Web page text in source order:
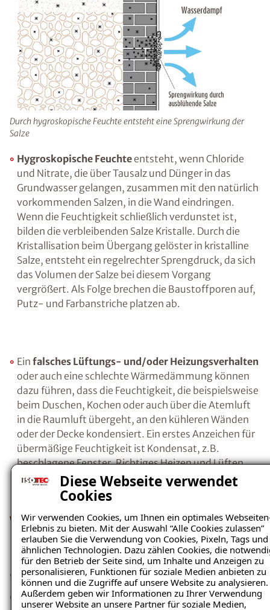
Diese Webseite verwendet
Cookies
Wir verwenden Cookies, um Ihnen ein optimales
Erlebnis zu bieten. Mit der Auswahl “Alle Cookies zulassen”
erlauben Sie die Verwendung von Cookies, Pixeln, Tags und
ähnlichen Technologien. Dazu zählen Cookies, die
für den Betrieb der Seite sind, um Inhalte und Anzeigen zu
personalisieren, Funktionen für soziale Medien anbieten zu
können und die Zugriffe auf unsere Website zu analysieren.
Außerdem geben wir Informationen zu Ihrer Verwendung
unserer Website an unsere Partner für soziale Medien,
langfristige Feuchtigkeitsschäden am Haus
rechtzeitig zu verhindern. Auslöser für einen
solchen Wasserschaden können sowohl
Rohrbrüche als auch defekte Haushaltsgeräte
wie z.B. eine übergelaufene Waschmaschine
im darüber liegenden Stockwerk sein.
Durch hygroskopische Feuchte entsteht eine Sprengwirkung
der Salze
Hygroskopische Feuchteentsteht, wenn
Chloride und Nitrate, die über Tausalz und
Feuchtigkeit schließlich verdunstet ist, bilden
die verbleibenden Salze Kristalle.Durch die
Kristallisation beim Übergang gelöster in
kristalline Salze, entsteht ein regelrechter
Sprengdruck, da sich das Volumen der Salze
bei diesem Vorgang vergrößert. Als Folge
brechen die Baustoffporen auf, Putz- und
Farbanstriche platzen ab.
Einfalsches Lüftungs- und/oder
Heizungsverhaltenoder auch eine schlechte
Wärmedämmung können dazu führen, dass
die Feuchtigkeit, die beispielsweise beim
Duschen, Kochen oder auch über die Atemluft
in die Raumluft übergeht, an den kühleren
Ratgeber „Sofort-Tipps gegen
Feuchtigkeit“
– jetzt kostenlos
herunterladen!
Kostenlosen Ratgeber anfordern
Voraussetzung für den Erhalt des kostenfreien
Ratgebers ist die Anmeldung zu unserem Newsletter.